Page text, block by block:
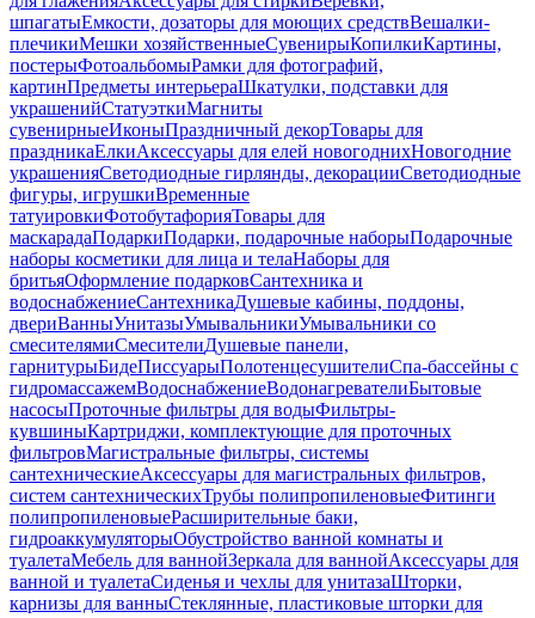
шпагатыЕмкости, дозаторы для моющих средствВешалки-
плечикиМешки хозяйственныеСувенирыКопилкиКартины,
постерыФотоальбомыРамки для фотографий,
картинПредметы интерьераШкатулки, подставки для
украшенийСтатуэткиМагниты
сувенирныеИконыПраздничный декорТовары для
праздникаЕлкиАксессуары для елей новогоднихНовогодние
украшенияСветодиодные гирлянды, декорацииСветодиодные
фигуры, игрушкиВременные
татуировкиФотобутафорияТовары для
маскарадаПодаркиПодарки, подарочные наборыПодарочные
наборы косметики для лица и телаНаборы для
бритьяОформление подарковСантехника и
водоснабжениеСантехникаДушевые кабины, поддоны,
двериВанныУнитазыУмывальникиУмывальники со
смесителямиСмесителиДушевые панели,
гарнитурыБидеПиссуарыПолотенцесушителиСпа-бассейны с
гидромассажемВодоснабжениеВодонагревателиБытовые
насосыПроточные фильтры для водыФильтры-
кувшиныКартриджи, комплектующие для проточных
фильтровМагистральные фильтры, системы
сантехническиеАксессуары для магистральных фильтров,
систем сантехническихТрубы полипропиленовыеФитинги
полипропиленовыеРасширительные баки,
гидроаккумуляторыОбустройство ванной комнаты и
туалетаМебель для ваннойЗеркала для ваннойАксессуары для
ванной и туалетаСиденья и чехлы для унитазаШторки,
карнизы для ванныСтеклянные, пластиковые шторки для